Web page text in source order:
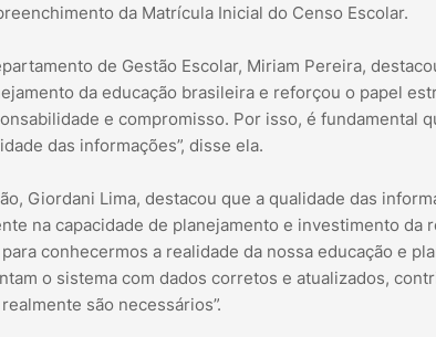
da Matrícula Inicial do Censo Escolar.
de Gestão Escolar, Miriam Pereira,
da educação brasileira e reforçou o papel
e compromisso. Por isso, é fundamental
das informações”, disse ela.
Giordani Lima, destacou que a qualidade das
na capacidade de planejamento e investimento da
conhecermos a realidade da nossa educação e
o sistema com dados corretos e atualizados,
são necessários”.